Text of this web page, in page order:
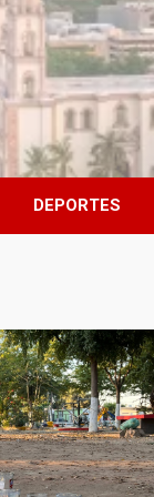
DEPORTES